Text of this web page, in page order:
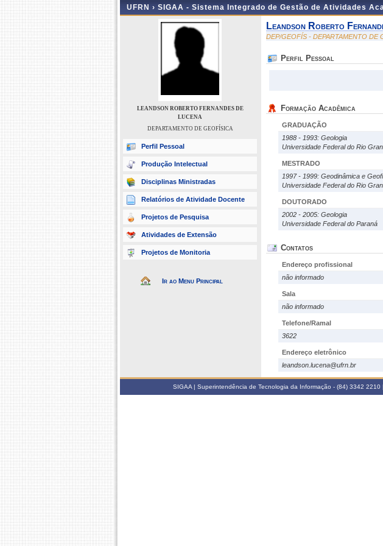
UFRN › SIGAA - Sistema Integrado de Gestão de Atividades
LEANDSON ROBERTO FERNANDES DE
LUCENA
DEPARTAMENTO DE GEOFÍSICA
Perfil Pessoal
Produção Intelectual
Disciplinas Ministradas
Relatórios de Atividade Docente
Projetos de Pesquisa
Atividades de Extensão
Projetos de Monitoria
Ir ao Menu Principal
Leandson Roberto
DEP/GEOFÍS - DEPARTAMENTO DE
Perfil Pessoal
Formação Acadêmica
GRADUAÇÃO
1988 - 1993: Geologia
Universidade Federal do Rio
MESTRADO
1997 - 1999: Geodinâmica e
Universidade Federal do Rio
DOUTORADO
2002 - 2005: Geologia
Universidade Federal do Paraná
Contatos
Endereço profissional
não informado
Sala
não informado
Telefone/Ramal
3622
Endereço eletrônico
leandson.lucena@ufrn.br
SIGAA | Superintendência de Tecnologia da Informação - (84) 3342